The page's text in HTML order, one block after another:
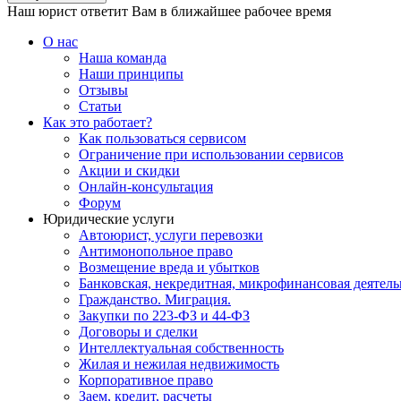
Наш юрист ответит Вам в ближайшее рабочее время
О нас
Наша команда
Наши принципы
Отзывы
Статьи
Как это работает?
Как пользоваться сервисом
Ограничение при использовании сервисов
Акции и скидки
Онлайн-консультация
Форум
Юридические услуги
Автоюрист, услуги перевозки
Антимонопольное право
Возмещение вреда и убытков
Банковская, некредитная, микрофинансовая
Гражданство. Миграция.
Закупки по 223-ФЗ и 44-ФЗ
Договоры и сделки
Интеллектуальная собственность
Жилая и нежилая недвижимость
Корпоративное право
Заем, кредит, расчеты